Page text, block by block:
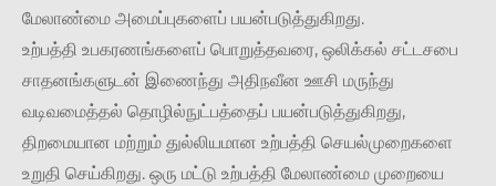
மேலாண்மை அமைப்புகளைப் பயன்படுத்துகிறது.
உற்பத்தி உபகரணங்களைப் பொறுத்தவரை, ஒலிக்கல் சட்டசபை
சாதனங்களுடன் இணைந்து அதிநவீன ஊசி மருந்து
வடிவமைத்தல் தொழில்நுட்பத்தைப் பயன்படுத்துகிறது,
திறமையான மற்றும் துல்லியமான உற்பத்தி செயல்முறைகளை
உறுதி செய்கிறது. ஒரு மட்டு உற்பத்தி மேலாண்மை முறையை